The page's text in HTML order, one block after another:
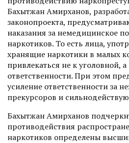
Бахытжан Амирханов,
законопроекта,
наказания за немедицинское
наркотиков. То есть лица,
хранящие наркотики в малых
привлекаться не к уголовной,
ответственности. При этом
усиление ответственности за
прекурсоров и
Бахытжан Амирханов
противодействия
наркотиков определены